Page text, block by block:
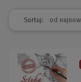
Sortuj: